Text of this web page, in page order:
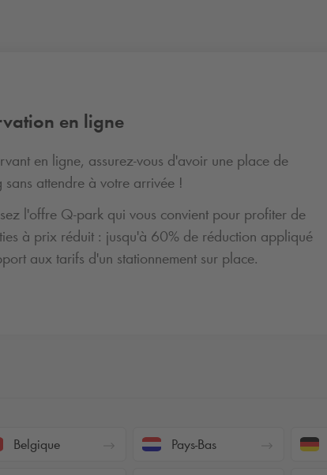
en ligne
en ligne, assurez-vous d'avoir une place de
sans attendre à votre arrivée !
l'offre Q-parkqui vous convient pour profiter de
à prix réduit : jusqu'à 60% de réduction appliqué
aux tarifs d'un stationnement sur place.
Belgique Pays-Bas